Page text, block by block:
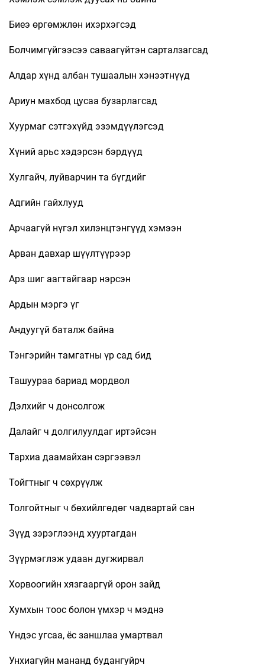
Биеэ өргөмжлөн ихэрхэгсэд
Болчимгүйгээсээ саваагүйтэн сарталзагсад
Алдар хүнд албан тушаалын хэнээтнүүд
Ариун махбод цусаа бузарлагсад
Хуурмаг сэтгэхүйд эзэмдүүлэгсэд
Хүний арьс хэдэрсэн бэрдүүд
Хулгайч, луйварчин та бүгдийг
Адгийн гайхлууд
Арчаагүй нүгэл хилэнцтэнгүүд хэмээн
Арван давхар шүүлтүүрээр
Арз шиг аагтайгаар нэрсэн
Ардын мэргэ үг
Андуугүй баталж байна
Тэнгэрийн тамгатны үр сад бид
Ташуураа бариад мордвол
Дэлхийг ч донсолгож
Далайг ч долгилуулдаг иртэйсэн
Тархиа даамайхан сэргээвэл
Тойгтныг ч сөхрүүлж
Толгойтныг ч бөхийлгөдөг чадвартай сан
Зүүд зэрэглээнд хууртагдан
Зүүрмэглэж удаан дугжирвал
Хорвоогийн хязгааргүй орон зайд
Хумхын тоос болон үмхэр ч мэднэ
Үндэс угсаа, ёс заншлаа умартвал
Унхиагүйн мананд будангуйрч